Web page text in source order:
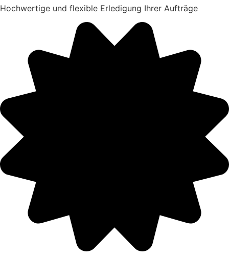
Hochwertige und flexible Erledigung Ihrer Aufträge